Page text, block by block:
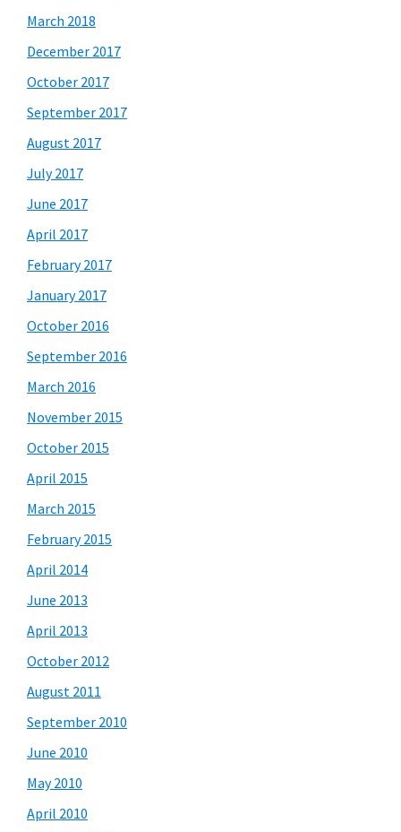
March 2018
December 2017
October 2017
September 2017
August 2017
July 2017
June 2017
April 2017
February 2017
January 2017
October 2016
September 2016
March 2016
November 2015
October 2015
April 2015
March 2015
February 2015
April 2014
June 2013
April 2013
October 2012
August 2011
September 2010
June 2010
May 2010
April 2010